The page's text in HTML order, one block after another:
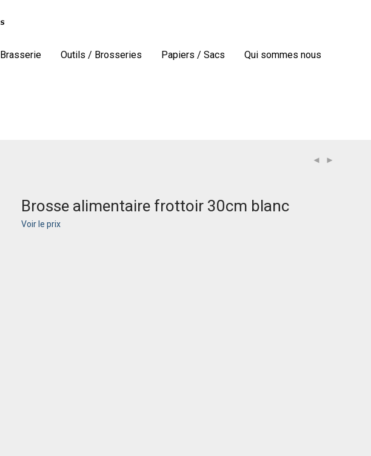
Brasserie Outils / Brosseries Papiers / Sacs Qui sommes nous
Brosse alimentaire frottoir 30cm blanc
Voir le prix